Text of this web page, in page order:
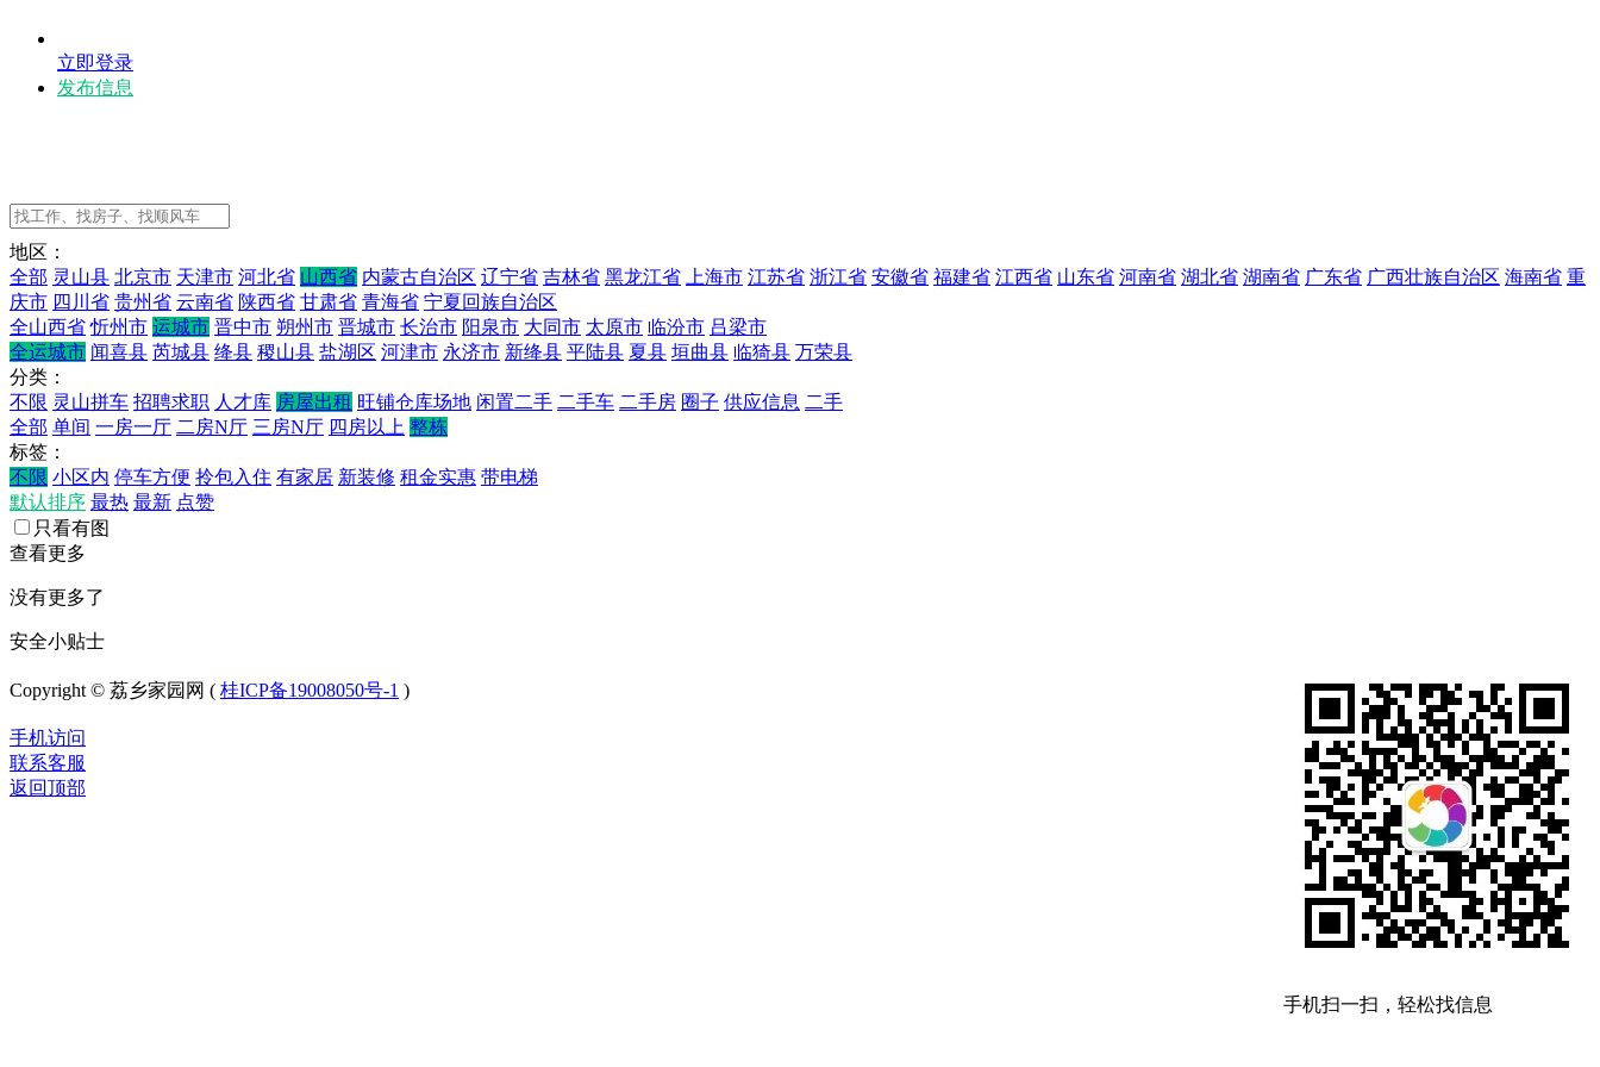
立即登录
发布信息
地区：
全部 灵山县 北京市 天津市 河北省 山西省 内蒙古自治区 辽宁省 吉林省 黑龙江省 上海市 江苏省 浙江省 安徽省 福建省 江西省 山东省 河南省 湖北省 湖南省 广东省 广西壮族自治区 海南省 重
庆市 四川省 贵州省 云南省 陕西省 甘肃省 青海省 宁夏回族自治区
全山西省 忻州市 运城市 晋中市 朔州市 晋城市 长治市 阳泉市 大同市 太原市 临汾市 吕梁市
全运城市 闻喜县 芮城县 绛县 稷山县 盐湖区 河津市 永济市 新绛县 平陆县 夏县 垣曲县 临猗县 万荣县
分类：
不限 灵山拼车 招聘求职 人才库 房屋出租 旺铺仓库场地 闲置二手 二手车 二手房 圈子 供应信息 二手
全部 单间 一房一厅 二房N厅 三房N厅 四房以上 整栋
标签：
不限 小区内 停车方便 拎包入住 有家居 新装修 租金实惠 带电梯
默认排序 最热 最新 点赞
只看有图
查看更多
没有更多了
安全小贴士
手机扫一扫，轻松找信息
Copyright © 荔乡家园网 ( 桂ICP备19008050号-1 )
手机访问
联系客服
返回顶部